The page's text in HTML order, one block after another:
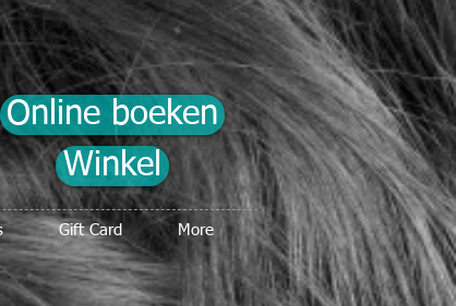
Online boeken
Winkel
Gift Card More